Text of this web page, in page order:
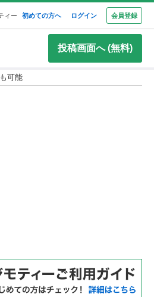
ィー 初めての方へ ログイン 会員登録
投稿画面へ (無料)
可能